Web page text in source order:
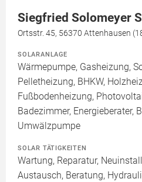
Siegfried Solomeyer
Ortsstr. 45, 56370 Attenhausen
SOLARANLAGE
Wärmepumpe, Gasheizung,
Pelletheizung, BHKW,
Fußbodenheizung,
Badezimmer, Energieberater,
Umwälzpumpe
SOLAR TÄTIGKEITEN
Wartung, Reparatur,
Austausch, Beratung,